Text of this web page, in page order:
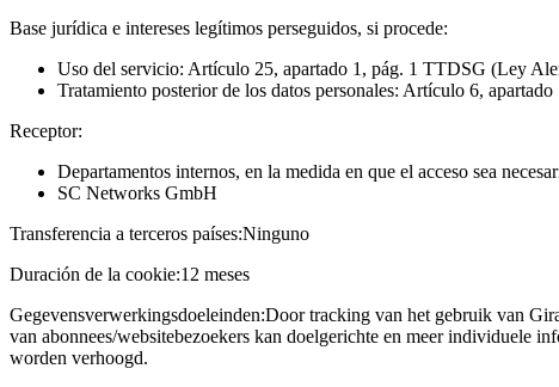
Base jurídica e intereses legítimos perseguidos, si procede:
Uso del servicio: Artículo 25, apartado 1, pág. 1 TTDSG (Ley
Tratamiento posterior de los datos personales: Artículo 6,
Receptor:
Departamentos internos, en la medida en que el acceso sea
SC Networks GmbH
Transferencia a terceros países:Ninguno
Duración de la cookie:12 meses
Gegevensverwerkingsdoeleinden:Door tracking van het gebruik van
van abonnees/websitebezoekers kan doelgerichte en meer individuele
worden verhoogd.